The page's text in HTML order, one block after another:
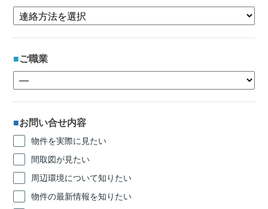
ご職業
お問い合せ内容
物件を実際に見たい
間取図が見たい
周辺環境について知りたい
物件の最新情報を知りたい